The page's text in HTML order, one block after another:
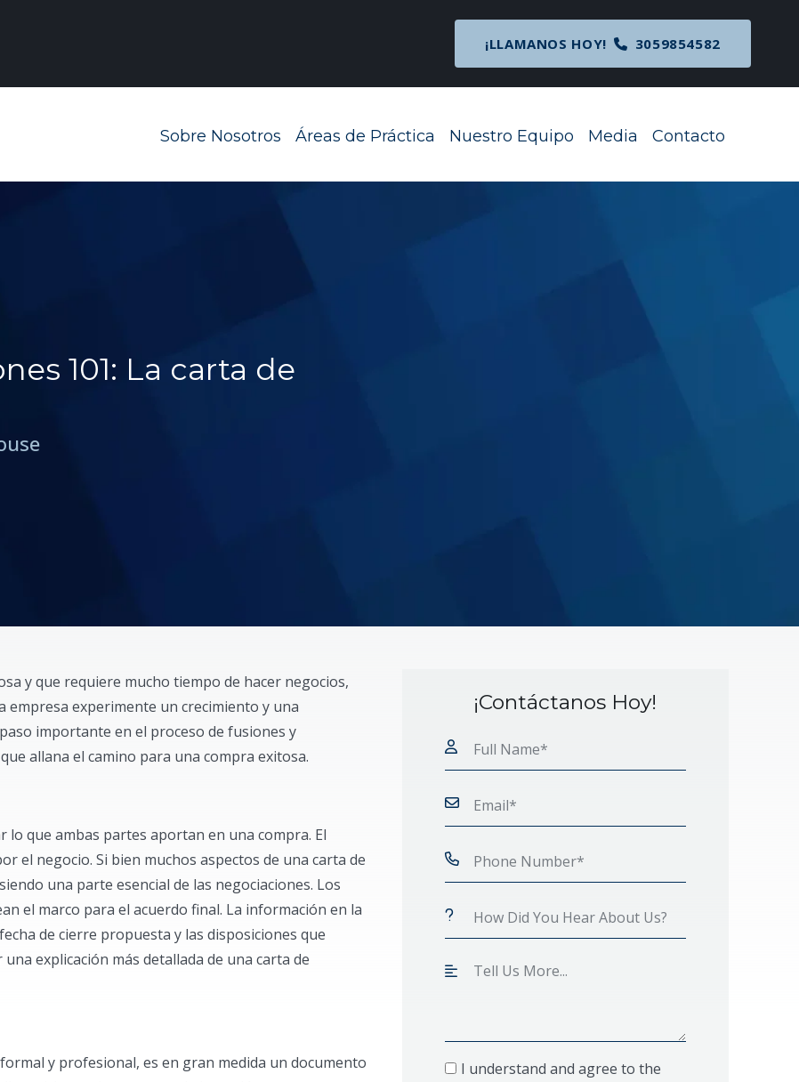
¡LLAMANOS HOY! 3059854582
Sobre Nosotros Áreas de Práctica Toggle Menu
Nuestro Equipo Toggle Menu
Media Toggle Menu
Contacto
101: La carta de
y que requiere mucho tiempo de hacer negocios,
empresa experimente un crecimiento y una
importante en el proceso de fusiones y
allana el camino para una compra exitosa.
lo que ambas partes aportan en una compra. El
el negocio. Si bien muchos aspectos de una carta de
una parte esencial de las negociaciones. Los
el marco para el acuerdo final. La información en la
de cierre propuesta y las disposiciones que
explicación más detallada de una carta de
y profesional, es en gran medida un documento
¡Contáctanos Hoy!
I understand and agree to the